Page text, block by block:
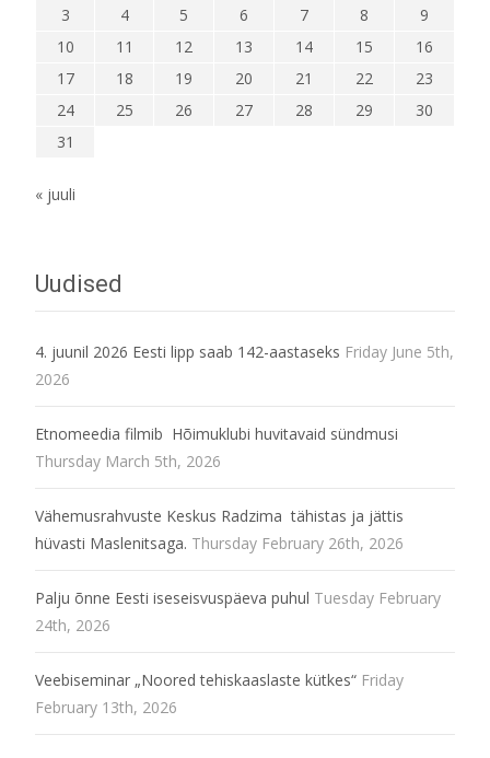
3
4 5 6 7 8
9
10
11 12 13 14 15
16
17
18 19 20 21 22
23
24
25 26 27 28 29
30
31
« juuli
Uudised
4. juunil 2026 Eesti lipp saab 142-aastaseks Friday June 5th,
2026
Etnomeedia filmib Hõimuklubi huvitavaid sündmusi
Thursday March 5th, 2026
Vähemusrahvuste Keskus Radzima tähistas ja jättis
hüvasti Maslenitsaga. Thursday February 26th, 2026
Palju õnne Eesti iseseisvuspäeva puhul Tuesday February
24th, 2026
Veebiseminar „Noored tehiskaaslaste kütkes“ Friday
February 13th, 2026